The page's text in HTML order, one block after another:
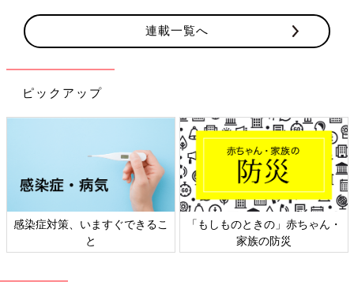
連載一覧へ
ピックアップ
日本外来小児科学会リーフレッ
ト検討会
六星占術 細木かおりさんの人生
相談